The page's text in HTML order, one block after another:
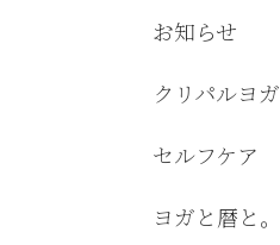
お知らせ
クリパルヨガ
セルフケア
ヨガと暦と。